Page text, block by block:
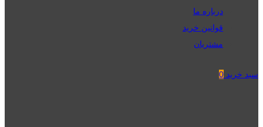
درباره ما
قوانین خرید
مشتریان
سبد خرید 0